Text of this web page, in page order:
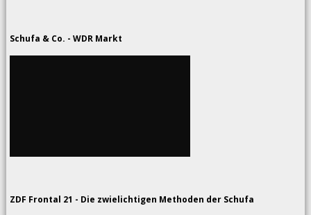
Schufa & Co. - WDR Markt
ZDF Frontal 21 - Die zwielichtigen Methoden der Schufa